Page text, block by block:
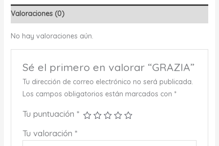
Valoraciones (0)
No hay valoraciones aún.
Sé el primero en valorar “GRAZIA”
Tu dirección de correo electrónico no será publicada.
Los campos obligatorios están marcados con *
Tu puntuación *
Tu valoración *